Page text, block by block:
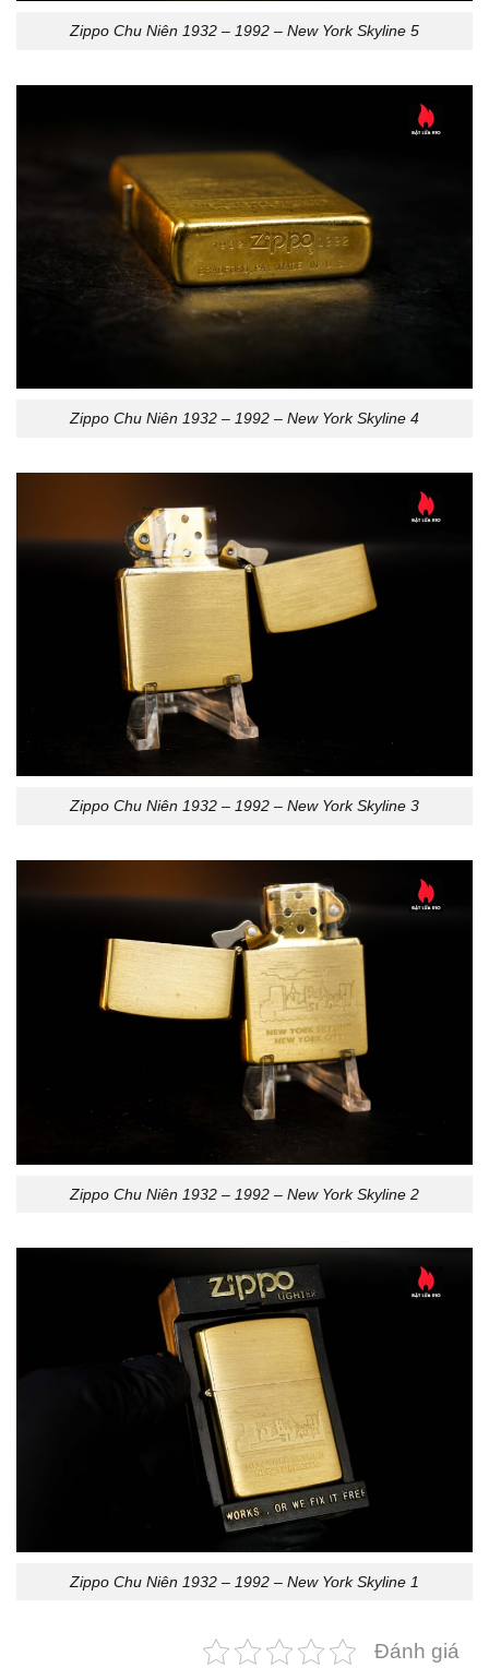
Zippo Chu Niên 1932 – 1992 – New York Skyline 5
Zippo Chu Niên 1932 – 1992 – New York Skyline 4
Zippo Chu Niên 1932 – 1992 – New York Skyline 3
Zippo Chu Niên 1932 – 1992 – New York Skyline 2
Zippo Chu Niên 1932 – 1992 – New York Skyline 1
Đánh giá